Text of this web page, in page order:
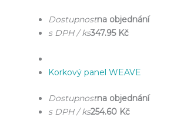
Dostupnostna objednání
s DPH / ks347.95 Kč
Korkový panel WEAVE
Dostupnostna objednání
s DPH / ks254.60 Kč